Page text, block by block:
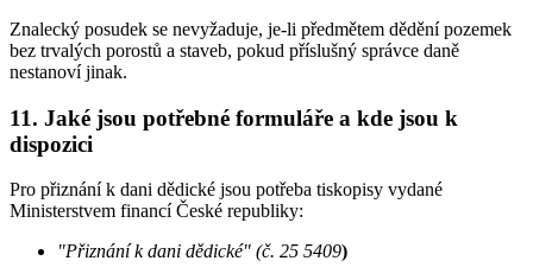
Znalecký posudek se nevyžaduje, je-li předmětem dědění pozemek
bez trvalých porostů a staveb, pokud příslušný správce daně
nestanoví jinak.
11. Jaké jsou potřebné formuláře a kde jsou k
dispozici
Pro přiznání k dani dědické jsou potřeba tiskopisy vydané
Ministerstvem financí České republiky:
"Přiznání k dani dědické" (č. 25 5409)